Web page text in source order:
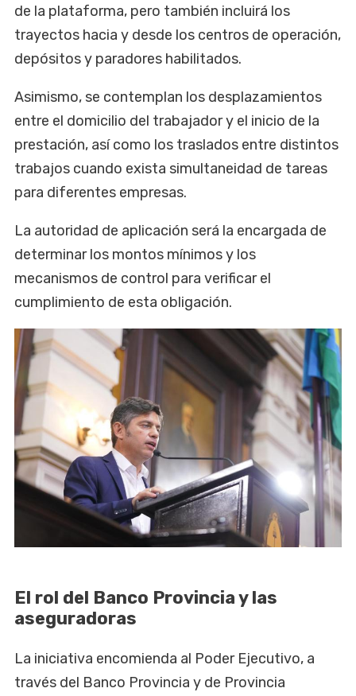
de la plataforma, pero también incluirá los
trayectos hacia y desde los centros de operación,
depósitos y paradores habilitados.
Asimismo, se contemplan los desplazamientos
entre el domicilio del trabajador y el inicio de la
prestación, así como los traslados entre distintos
trabajos cuando exista simultaneidad de tareas
para diferentes empresas.
La autoridad de aplicación será la encargada de
determinar los montos mínimos y los
mecanismos de control para verificar el
cumplimiento de esta obligación.
El rol del Banco Provincia y las
aseguradoras
La iniciativa encomienda al Poder Ejecutivo, a
través del Banco Provincia y de Provincia